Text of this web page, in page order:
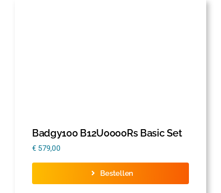
Badgy100 B12U0000Rs Basic Set
€ 579,00
Bestellen